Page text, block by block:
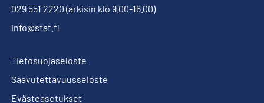
029 551 2220 (arkisin klo 9.00-16.00)
info@stat.fi
Tietosuojaseloste
Saavutettavuusseloste
Evästeasetukset